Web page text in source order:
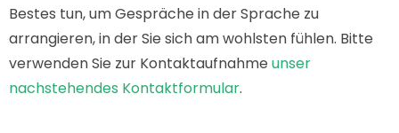
Bestes tun, um Gespräche in der Sprache zu
arrangieren, in der Sie sich am wohlsten fühlen. Bitte
verwenden Sie zur Kontaktaufnahme unser
nachstehendes Kontaktformular.